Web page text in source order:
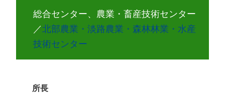
総合センター、農業・畜産技術センター
／北部農業・淡路農業・森林林業・水産
技術センター
所長